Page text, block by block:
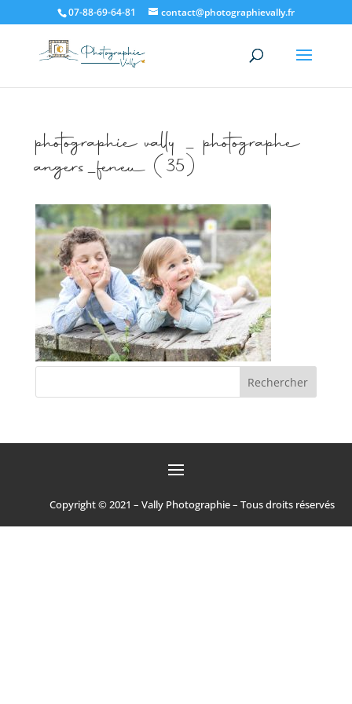
07-88-69-64-81 contact@photographievally.fr
photographie vally _ photographe
angers_feneu (35)
Copyright © 2021 – Vally Photographie – Tous droits réservés